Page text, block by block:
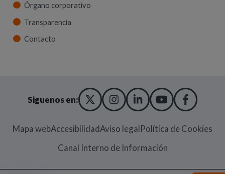
Órgano corporativo
Transparencia
Contacto
Siguenos en: X TWITTER
(ABRE EN NUEVA
INSTAGRAM
(ABRE EN NUEVA
LINKEDIN
(ABRE EN
YOUTUBE
(ABRE EN
Mapa webAccesibilidadAviso legalPolítica de Cookies
Canal Interno de Información(Abre en